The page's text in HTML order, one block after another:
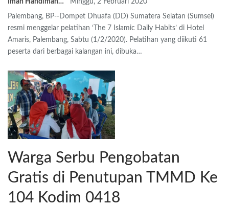
Palembang, BP--Dompet Dhuafa (DD) Sumatera Selatan (Sumsel)
resmi menggelar pelatihan ‘The 7 Islamic Daily Habits’ di Hotel
Amaris, Palembang, Sabtu (1/2/2020). Pelatihan yang diikuti 61
peserta dari berbagai kalangan ini, dibuka…
Warga Serbu Pengobatan
Gratis di Penutupan TMMD Ke
104 Kodim 0418